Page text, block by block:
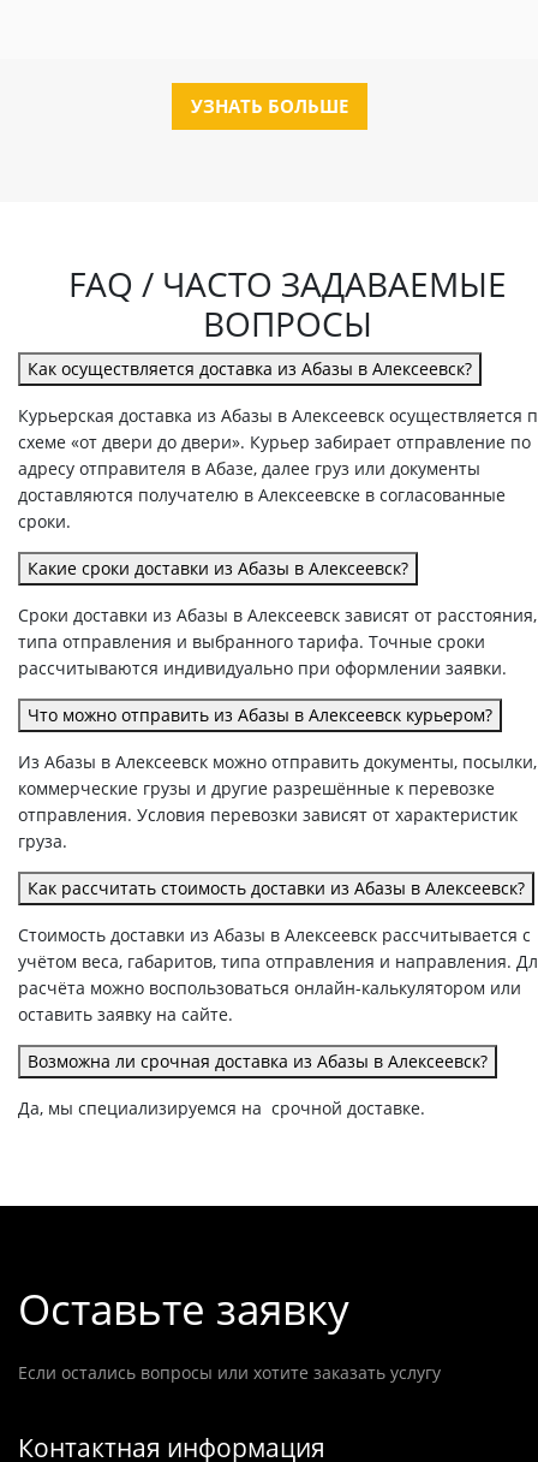
УЗНАТЬ БОЛЬШЕ
FAQ / ЧАСТО ЗАДАВАЕМЫЕ
ВОПРОСЫ
Как осуществляется доставка из Абазы в Алексеевск?
Курьерская доставка из Абазы в Алексеевск осуществляется
схеме «от двери до двери». Курьер забирает отправление по
адресу отправителя в Абазе, далее груз или документы
доставляются получателю в Алексеевске в согласованные
сроки.
Какие сроки доставки из Абазы в Алексеевск?
Сроки доставки из Абазы в Алексеевск зависят от расстояния,
типа отправления и выбранного тарифа. Точные сроки
рассчитываются индивидуально при оформлении заявки.
Что можно отправить из Абазы в Алексеевск курьером?
Из Абазы в Алексеевск можно отправить документы, посылки,
коммерческие грузы и другие разрешённые к перевозке
отправления. Условия перевозки зависят от характеристик
груза.
Как рассчитать стоимость доставки из Абазы в Алексеевск?
Стоимость доставки из Абазы в Алексеевск рассчитывается с
учётом веса, габаритов, типа отправления и направления.
расчёта можно воспользоваться онлайн-калькулятором или
оставить заявку на сайте.
Возможна ли срочная доставка из Абазы в Алексеевск?
Да, мы специализируемся на срочной доставке.
Оставьте заявку
Если остались вопросы или хотите заказать услугу
Контактная информация